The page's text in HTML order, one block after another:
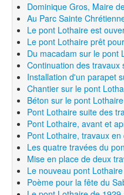
Dominique Gros, Maire
Au Parc Sainte
Le pont Lothaire est
Le pont Lothaire prêt
Du macadam sur le pont
Continuation des travaux
Installation d'un parapet
Chantier sur le pont
Béton sur le pont Lothaire
Pont Lothaire suite des
Pont Lothaire, avant et
Pont Lothaire, travaux en
Les quatre travées du
Mise en place de deux
Le nouveau pont
Poème pour la fête du